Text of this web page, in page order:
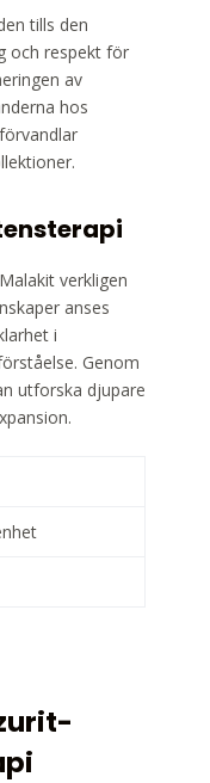
tills den
och respekt för
av
hos
verkligen
anses
i
Genom
utforska djupare